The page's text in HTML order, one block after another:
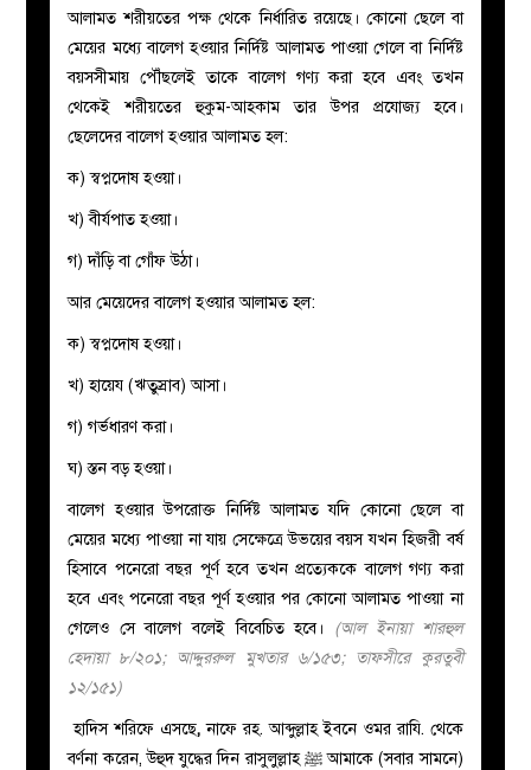
মজলিস
প্রশ্ন
করুন
আলামত শরীয়তের পক্ষ থেকে নির্ধারিত রয়েছে। কোনো ছেলে বা
মেয়ের মধ্যে বালেগ হওয়ার নির্দিষ্ট আলামত পাওয়া গেলে বা নির্দিষ্ট
বয়সসীমায় পৌঁছলেই তাকে বালেগ গণ্য করা হবে এবং তখন
থেকেই শরীয়তের হুকুম-আহকাম তার উপর প্রযোজ্য হবে।
ছেলেদের বালেগ হওয়ার আলামত হল:
ক) স্বপ্নদোষ হওয়া।
খ) বীর্যপাত হওয়া।
গ) দাঁড়ি বা গোঁফ উঠা।
আর মেয়েদের বালেগ হওয়ার আলামত হল:
ক) স্বপ্নদোষ হওয়া।
খ) হায়েয (ঋতুস্রাব) আসা।
গ) গর্ভধারণ করা।
ঘ) স্তন বড় হওয়া।
বালেগ হওয়ার উপরোক্ত নির্দিষ্ট আলামত যদি কোনো ছেলে বা
মেয়ের মধ্যে পাওয়া না যায় সেক্ষেত্রে উভয়ের বয়স যখন হিজরী বর্ষ
হিসাবে পনেরো বছর পূর্ণ হবে তখন প্রত্যেককে বালেগ গণ্য করা
হবে এবং পনেরো বছর পূর্ণ হওয়ার পর কোনো আলামত পাওয়া না
গেলেও সে বালেগ বলেই বিবেচিত হবে। (আল ইনায়া শারহুল
হেদায়া ৮/২০১; আদ্দুররুল মুখতার ৬/১৫৩; তাফসীরে কুরতুবী
১২/১৫১)
হাদিস শরিফে এসছে,নাফে রহ. আব্দুল্লাহ ইবনে ওমর রাযি. থেকে
বর্ণনা করেন, উহুদ যুদ্ধের দিন রাসুলুল্লাহ ﷺ আমাকে (সবার সামনে)